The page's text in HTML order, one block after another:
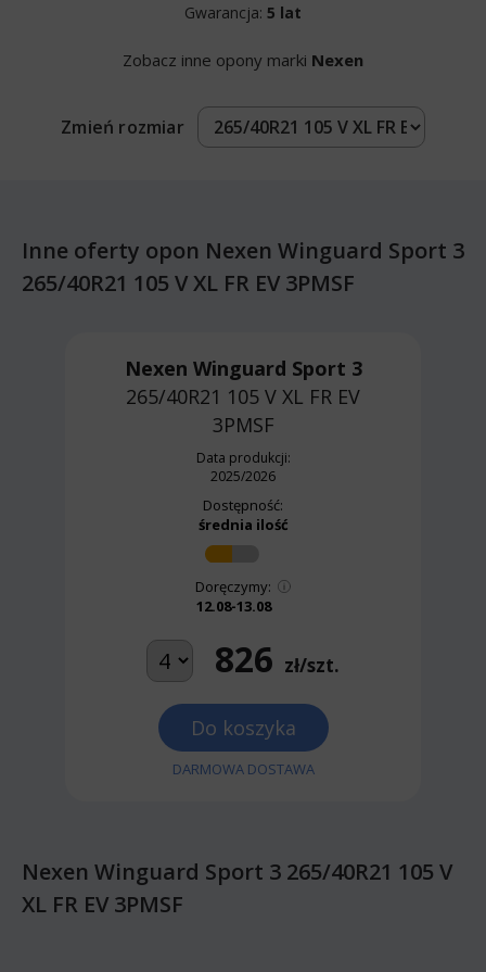
Gwarancja: 5 lat
Zobacz inne opony marki Nexen
Zmień rozmiar
Inne oferty opon Nexen Winguard Sport 3
265/40R21 105 V XL FR EV 3PMSF
Nexen Winguard Sport 3
265/40R21 105 V XL FR EV
3PMSF
Data produkcji:
2025/2026
Dostępność:
średnia ilość
Doręczymy:
12.08-13.08
826 zł/szt.
Do koszyka
DARMOWA DOSTAWA
Nexen Winguard Sport 3 265/40R21 105 V
XL FR EV 3PMSF